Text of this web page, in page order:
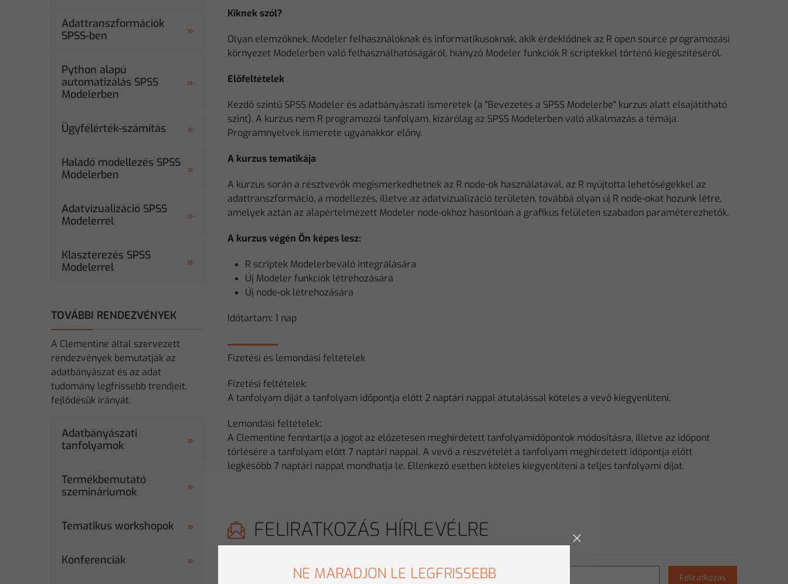
Adattranszformációk
SPSS-ben
Python alapú
automatizálás SPSS
Modelerben
Ügyfélérték-számítás
Haladó modellezés SPSS
Modelerben
Adatvizualizáció SPSS
Modelerrel
Klaszterezés SPSS
Modelerrel
TOVÁBBI RENDEZVÉNYEK
A Clementine által szervezett
rendezvények bemutatják az
adatbányászat és az adat
tudomány legfrissebb trendjeit,
fejlődésük irányát.
Adatbányászati
tanfolyamok
Termékbemutató
szemináriumok
Tematikus workshopok
Konferenciák
Kiknek szól?
Olyan elemzőknek, Modeler felhasználóknak és informatikusoknak, akik érdeklődnek az R open source programozási
környezet Modelerben való felhasználhatóságáról, hiányzó Modeler funkciók R scriptekkel történő kiegészítéséről.
Előfeltételek
Kezdő szintű SPSS Modeler és adatbányászati ismeretek (a "Bevezetés a SPSS Modelerbe" kurzus alatt elsajátítható
szint). A kurzus nem R programozói tanfolyam, kizárólag az SPSS Modelerben való alkalmazás a témája.
Programnyelvek ismerete ugyanakkor előny.
A kurzus tematikája
A kurzus során a résztvevők megismerkedhetnek az R node-ok használatával, az R nyújtotta lehetőségekkel az
adattranszformáció, a modellezés, illetve az adatvizualizáció területén, továbbá olyan új R node-okat hozunk létre,
amelyek aztán az alapértelmezett Modeler node-okhoz hasonlóan a grafikus felületen szabadon paraméterezhetők.
A kurzus végén Ön képes lesz:
R scriptek Modelerbevaló integrálására
Új Modeler funkciók létrehozására
Új node-ok létrehozására
Időtartam: 1 nap
Fizetési és lemondási feltételek
Fizetési feltételek:
A tanfolyam díját a tanfolyam időpontja előtt 2 naptári nappal átutalással köteles a vevő kiegyenlíteni.
Lemondási feltételek:
A Clementine fenntartja a jogot az előzetesen meghirdetett tanfolyamidőpontok módosításra, illetve az időpont
törlésére a tanfolyam előtt 7 naptári nappal. A vevő a részvételét a tanfolyam meghirdetett időpontja előtt
legkésőbb 7 naptári nappal mondhatja le. Ellenkező esetben köteles kiegyenlíteni a teljes tanfolyami díjat.
FELIRATKOZÁS HÍRLEVÉLRE
Feliratkozás
NE MARADJON LE LEGFRISSEBB